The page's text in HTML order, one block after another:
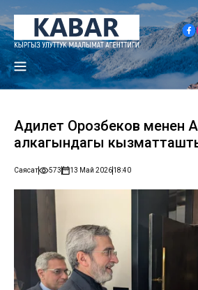
Адилет Орозбеков менен
алкагындагы
Саясат 573 13 Май 202618:40